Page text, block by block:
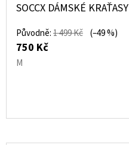
SOCCX DÁMSKÉ KRAŤASY
Původně:1 499 Kč (–49 %)
750 Kč
M